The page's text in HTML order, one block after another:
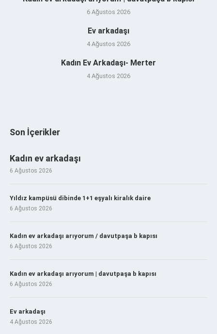
6 Ağustos 2026
Ev arkadaşı
4 Ağustos 2026
Kadın Ev Arkadaşı- Merter
4 Ağustos 2026
Son İçerikler
Kadın ev arkadaşı
6 Ağustos 2026
Yıldız kampüsü dibinde 1+1 eşyalı kiralık daire
6 Ağustos 2026
Kadın ev arkadaşı arıyorum / davutpaşa b kapısı
6 Ağustos 2026
Kadın ev arkadaşı arıyorum | davutpaşa b kapısı
6 Ağustos 2026
Ev arkadaşı
4 Ağustos 2026